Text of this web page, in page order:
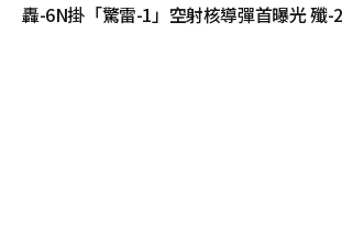
轟-6N掛「驚雷-1」空射核導彈首曝光 殲-